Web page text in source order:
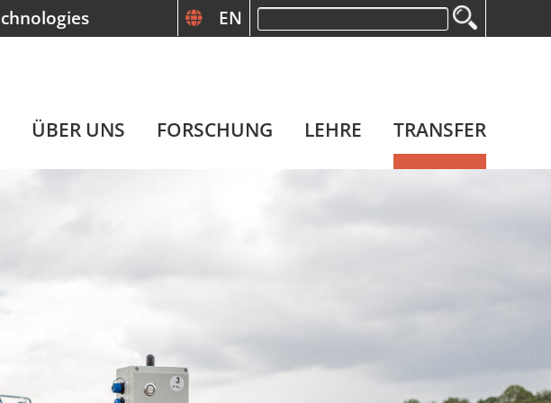
Suchbegriffe
EN
NAVIGATION
ÜBERSPRINGEN
ÜBER UNS FORSCHUNG LEHRE TRANSFER